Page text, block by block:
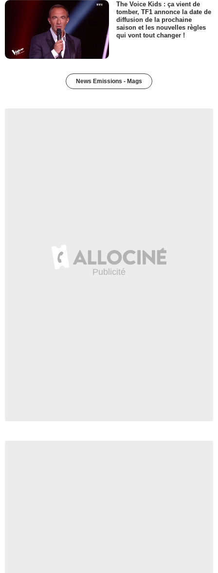
The Voice Kids : ça vient de
tomber, TF1 annonce la date de
diffusion de la prochaine
saison et les nouvelles règles
qui vont tout changer !
News Emissions - Mags